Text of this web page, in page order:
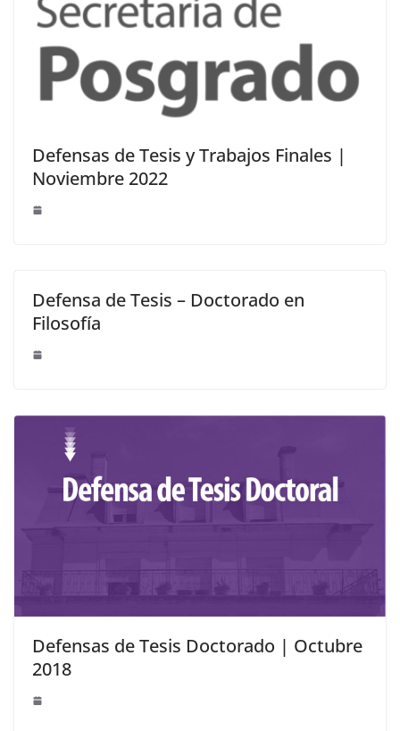
Defensas de Tesis y Trabajos Finales |
Noviembre 2022
Defensa de Tesis – Doctorado en
Filosofía
Defensas de Tesis Doctorado | Octubre
2018